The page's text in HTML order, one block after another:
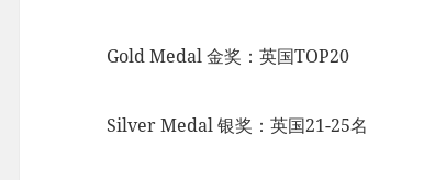
Gold Medal 金奖：英国TOP20
Silver Medal 银奖：英国21-25名